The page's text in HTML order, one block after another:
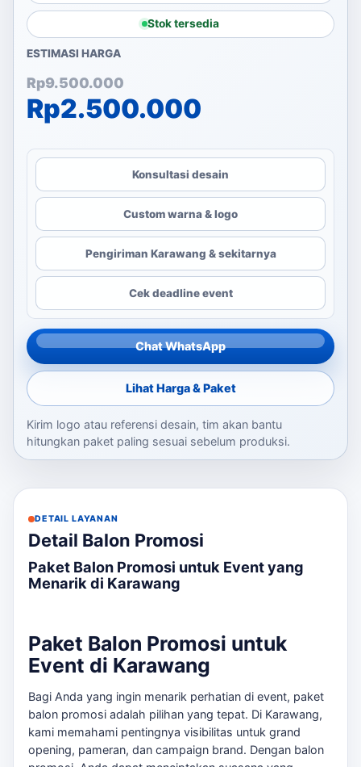
Stok tersedia
ESTIMASI HARGA
Rp9.500.000
Harga aslinya adalah:
Rp2.500.000
Harga saat ini adalah:
Konsultasi desain
Custom warna & logo
Pengiriman Karawang & sekitarnya
Cek deadline event
Chat WhatsApp
Lihat Harga & Paket
Kirim logo atau referensi desain, tim akan bantu
hitungkan paket paling sesuai sebelum produksi.
DETAIL LAYANAN
Detail Balon Promosi
Paket Balon Promosi untuk Event yang
Menarik di Karawang
Paket Balon Promosi untuk
Event di Karawang
Bagi Anda yang ingin menarik perhatian di event, paket
balon promosi adalah pilihan yang tepat. Di Karawang,
kami memahami pentingnya visibilitas untuk grand
opening, pameran, dan campaign brand. Dengan balon